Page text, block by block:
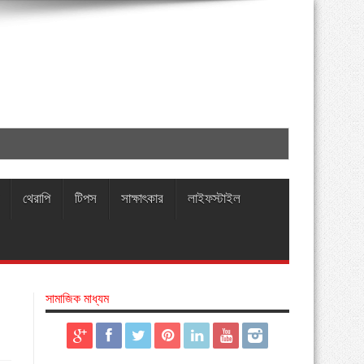
থেরাপি টিপস সাক্ষাৎকার লাইফস্টাইল
সামাজিক মাধ্যম